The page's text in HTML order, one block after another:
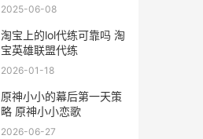
2025-06-08
淘宝上的lol代练可靠吗 淘
宝英雄联盟代练
2026-01-18
原神小小的幕后第一天策
略 原神小小恋歌
2026-06-27